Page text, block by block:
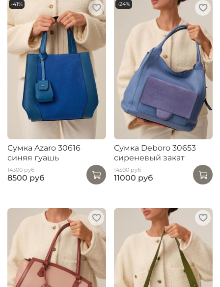
-41%
Сумка Azaro 30616
синяя гуашь
14300 руб
8500 руб
-24%
Сумка Deboro 30653
сиреневый закат
14500 руб
11000 руб